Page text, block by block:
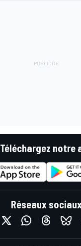
Téléchargez notre
Réseaux